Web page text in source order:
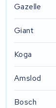
Gazelle
Giant
Koga
Amslod
Bosch